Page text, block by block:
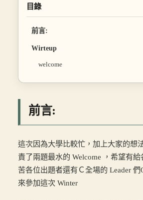
目錄
前言:
Wirteup
welcome
前言:
這次因為大學比較忙，加上大家的想
責了兩題最水的 Welcome ，希望有
苦各位出題者還有Ｃ全場的 Leader
來參加這次 Winter